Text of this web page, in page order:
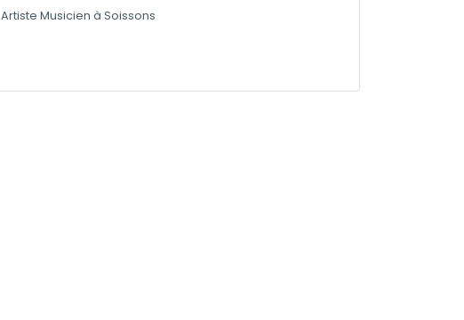
Artiste Musicien à Soissons